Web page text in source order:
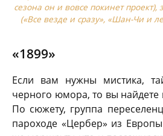
сезона он и вовсе покинет
(«Все везде и сразу», «Шан-Чи и
«1899»
Если вам нужны мистика,
черного юмора, то вы найдете
По сюжету, группа
пароходе «Цербер» из